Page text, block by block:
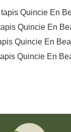
Quincie En
Quincie En
Quincie En
Quincie En